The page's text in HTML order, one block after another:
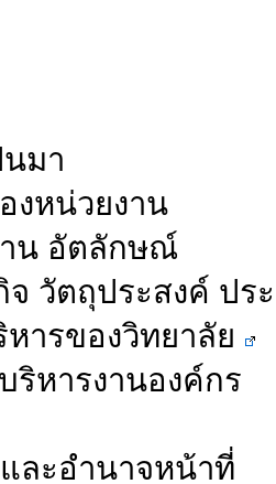
มา
งหน่วยงาน
น อัตลักษณ์
วัตถุประสงค์ ปร
ารของวิทยาลัย
ริหารงานองค์กร
ละอำนาจหน้าที่